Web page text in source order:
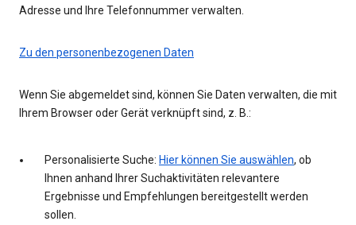
Adresse und Ihre Telefonnummer verwalten.
Zu den personenbezogenen Daten
Wenn Sie abgemeldet sind, können Sie Daten verwalten, die mit
Ihrem Browser oder Gerät verknüpft sind, z. B.:
Personalisierte Suche: Hier können Sie auswählen, ob
Ihnen anhand Ihrer Suchaktivitäten relevantere
Ergebnisse und Empfehlungen bereitgestellt werden
sollen.